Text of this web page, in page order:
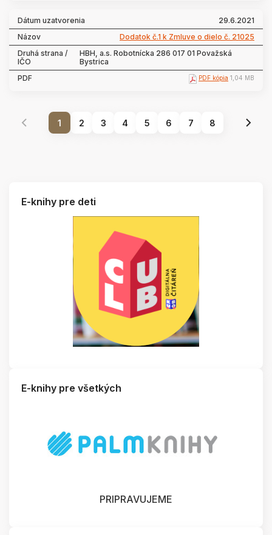
29.6.2021
Dodatok č.1 k Zmluve o dielo č. 21025
HBH, a.s. Robotnícka 286 017 01 Považská
Bystrica
PDF kópia 1,04 MB
1 2 3 4 5 6 7 8
E-knihy pre deti
E-knihy pre všetkých
PRIPRAVUJEME